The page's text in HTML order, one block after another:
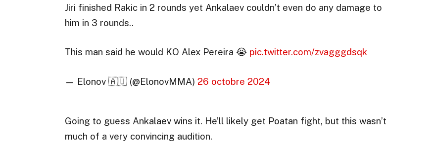
Jiri finished Rakic in 2 rounds yet Ankalaev couldn’t even do any damage to
him in 3 rounds..
This man said he would KO Alex Pereira 😭 pic.twitter.com/zvagggdsqk
— Elonov 🇦🇺 (@ElonovMMA) 26 octobre 2024
Going to guess Ankalaev wins it. He’ll likely get Poatan fight, but this wasn’t
much of a very convincing audition.